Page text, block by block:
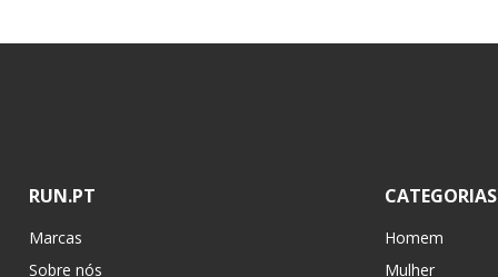
RUN.PT
Marcas
Sobre nós
CATEGORIAS
Homem
Mulher